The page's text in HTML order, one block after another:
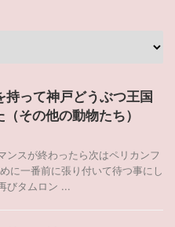
持って神戸どうぶつ王国
その他の動物たち）
ンスが終わったら次はペリカンフ
に一番前に張り付いて待つ事にし
びタムロン ...